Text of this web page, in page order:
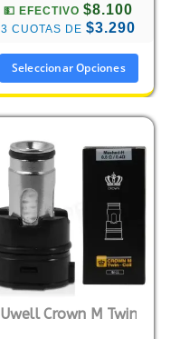
💵 EFECTIVO$8.100
3 CUOTAS DE$3.290
Seleccionar Opciones
Uwell Crown M Twin